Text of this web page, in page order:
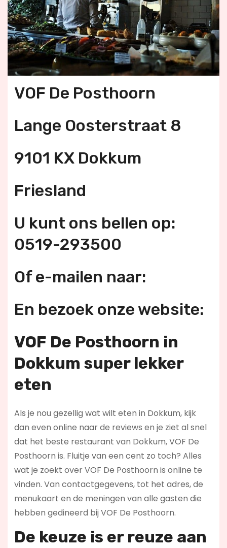
VOF De Posthoorn
Lange Oosterstraat 8
9101 KX Dokkum
Friesland
U kunt ons bellen op:
0519-293500
Of e-mailen naar:
En bezoek onze website:
VOF De Posthoorn in
Dokkum super lekker
eten
Als je nou gezellig wat wilt eten in Dokkum, kijk
dan even online naar de reviews en je ziet al snel
dat het beste restaurant van Dokkum, VOF De
Posthoorn is. Fluitje van een cent zo toch? Alles
wat je zoekt over VOF De Posthoorn is online te
vinden. Van contactgegevens, tot het adres, de
menukaart en de meningen van alle gasten die
hebben gedineerd bij VOF De Posthoorn.
De keuze is er reuze aan